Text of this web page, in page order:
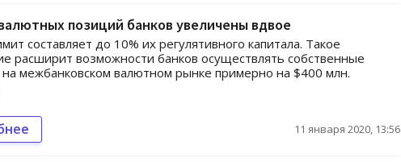
позиций банков увеличены вдвое
составляет до 10% их регулятивного капитала. Такое
расширит возможности банков осуществлять собственные
межбанковском валютном рынке примерно на $400 млн.
11 января 2020, 13:56